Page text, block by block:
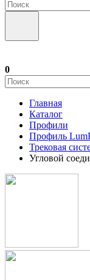
0
Главная
Каталог
Профили
Профиль
Трековая
Угловой